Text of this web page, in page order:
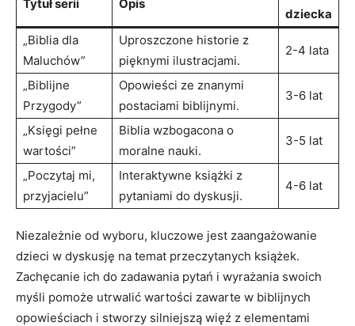
Tytuł serii Opis
dziecka
„Biblia dla
Maluchów”
Uproszczone historie z
pięknymi ilustracjami.
2-4 lata
„Biblijne
Przygody”
Opowieści ze znanymi
postaciami biblijnymi.
3-6 lat
„Księgi pełne
wartości”
Biblia wzbogacona o
moralne nauki.
3-5 lat
„Poczytaj mi,
przyjacielu”
Interaktywne książki z
pytaniami do dyskusji.
4-6 lat
Niezależnie od wyboru, kluczowe jest zaangażowanie
dzieci w dyskusję na temat przeczytanych książek.
Zachęcanie ich do zadawania pytań i wyrażania swoich
myśli pomoże utrwalić wartości zawarte w biblijnych
opowieściach i stworzy silniejszą więź z elementami